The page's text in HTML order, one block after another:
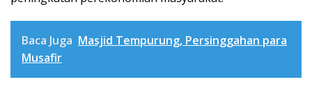
Baca Juga Masjid Tempurung, Persinggahan para
Musafir